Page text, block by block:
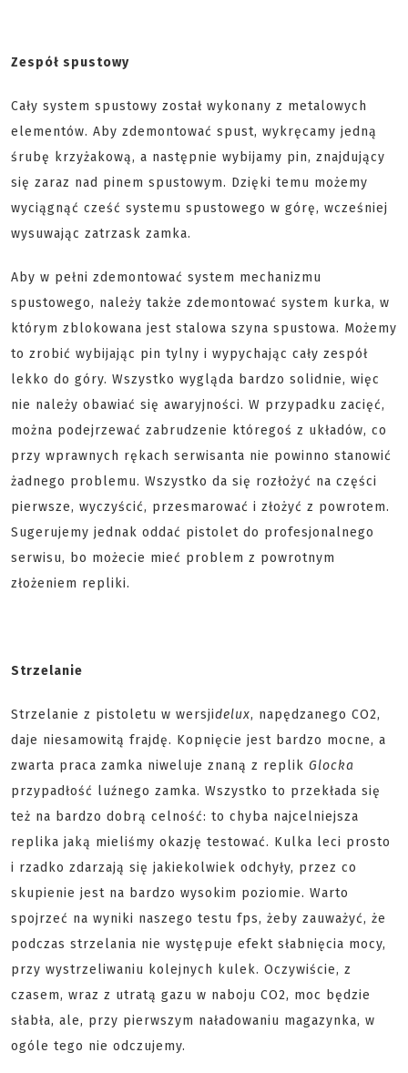
Zespół spustowy
Cały system spustowy został wykonany z metalowych
elementów. Aby zdemontować spust, wykręcamy jedną
śrubę krzyżakową, a następnie wybijamy pin, znajdujący
się zaraz nad pinem spustowym. Dzięki temu możemy
wyciągnąć cześć systemu spustowego w górę, wcześniej
wysuwając zatrzask zamka.
Aby w pełni zdemontować system mechanizmu
spustowego, należy także zdemontować system kurka, w
którym zblokowana jest stalowa szyna spustowa. Możemy
to zrobić wybijając pin tylny i wypychając cały zespół
lekko do góry. Wszystko wygląda bardzo solidnie, więc
nie należy obawiać się awaryjności. W przypadku zacięć,
można podejrzewać zabrudzenie któregoś z układów, co
przy wprawnych rękach serwisanta nie powinno stanowić
żadnego problemu. Wszystko da się rozłożyć na części
pierwsze, wyczyścić, przesmarować i złożyć z powrotem.
Sugerujemy jednak oddać pistolet do profesjonalnego
serwisu, bo możecie mieć problem z powrotnym
złożeniem repliki.
Strzelanie
Strzelanie z pistoletu w wersjidelux, napędzanego CO2,
daje niesamowitą frajdę. Kopnięcie jest bardzo mocne, a
zwarta praca zamka niweluje znaną z replik Glocka
przypadłość luźnego zamka. Wszystko to przekłada się
też na bardzo dobrą celność: to chyba najcelniejsza
replika jaką mieliśmy okazję testować. Kulka leci prosto
i rzadko zdarzają się jakiekolwiek odchyły, przez co
skupienie jest na bardzo wysokim poziomie. Warto
spojrzeć na wyniki naszego testu fps, żeby zauważyć, że
podczas strzelania nie występuje efekt słabnięcia mocy,
przy wystrzeliwaniu kolejnych kulek. Oczywiście, z
czasem, wraz z utratą gazu w naboju CO2, moc będzie
słabła, ale, przy pierwszym naładowaniu magazynka, w
ogóle tego nie odczujemy.